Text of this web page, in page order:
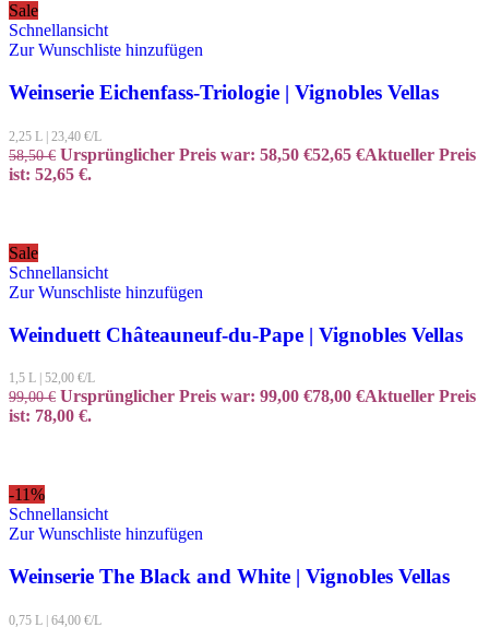
Sale
Schnellansicht
Zur Wunschliste hinzufügen
Weinserie Eichenfass-Triologie | Vignobles Vellas
2,25 L | 23,40 €/L
58,50€ Ursprünglicher Preis war: 58,50 €52,65 €Aktueller Preis
ist: 52,65 €.
Sale
Schnellansicht
Zur Wunschliste hinzufügen
Weinduett Châteauneuf-du-Pape | Vignobles Vellas
1,5 L 52,00 €/L
99,00€ Ursprünglicher Preis war: 99,00 €78,00 €Aktueller Preis
ist: 78,00 €.
-11%
Schnellansicht
Zur Wunschliste hinzufügen
Weinserie The Black and White | Vignobles Vellas
0,75 L | 64,00 €/L